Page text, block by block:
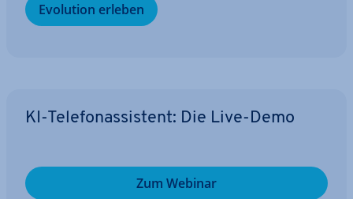
Evolution erleben
KI-Te­le­fon­as­sis­tent: Die Live-Demo
Zum Webinar